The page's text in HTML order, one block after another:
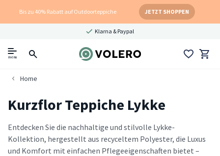
Bis zu 40% Rabatt auf Outdoorteppiche JETZT SHOPPEN
Klarna & Paypal
menu
Home
Kurzflor Teppiche Lykke
Entdecken Sie die nachhaltige und stilvolle Lykke-
Kollektion, hergestellt aus recyceltem Polyester, die Luxus
und Komfort mit einfachen Pflegeeigenschaften bietet –